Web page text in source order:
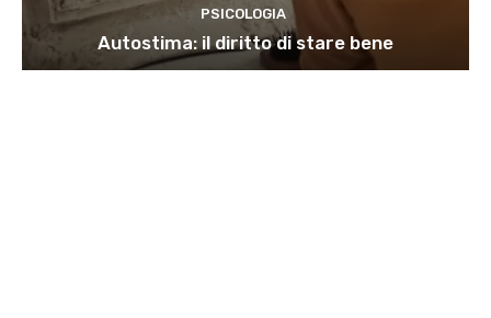
PSICOLOGIA
Autostima: il diritto di stare bene